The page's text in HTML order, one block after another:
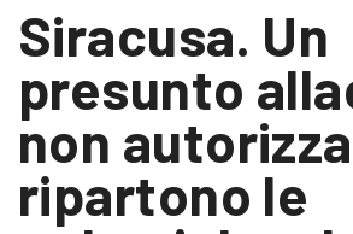
Siracusa. Un
presunto
non
ripartono le